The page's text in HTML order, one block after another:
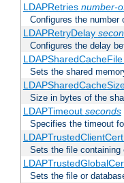
LDAPRetries number-
Configures the number
LDAPRetryDelay
Configures the delay
LDAPSharedCacheFile
Sets the shared
Size in bytes of the
LDAPTimeout seconds
Specifies the timeout
LDAPTrustedClientCert
Sets the file
Sets the file or